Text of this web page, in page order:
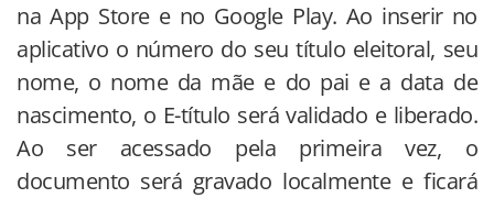
na App Store e no Google Play. Ao inserir no
aplicativo o número do seu título eleitoral, seu
nome, o nome da mãe e do pai e a data de
nascimento, o E-título será validado e liberado.
Ao ser acessado pela primeira vez, o
documento será gravado localmente e ficará